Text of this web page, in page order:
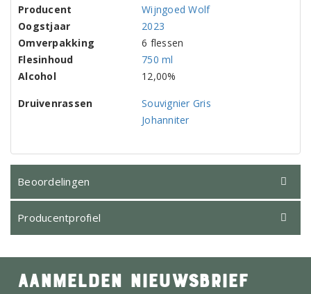
Producent
Wijngoed Wolf
Oogstjaar
2023
Omverpakking
6 flessen
Flesinhoud
750 ml
Alcohol
12,00%
Druivenrassen
Souvignier Gris
Johanniter
Beoordelingen
Producentprofiel
AANMELDEN NIEUWSBRIEF